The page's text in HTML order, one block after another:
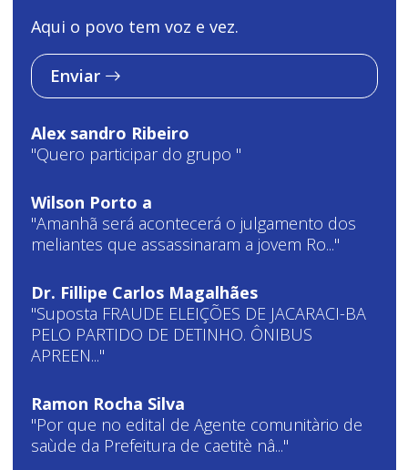
Aqui o povo tem voz e vez.
Enviar
Alex sandro Ribeiro
"Quero participar do grupo "
Wilson Porto a
"Amanhã será acontecerá o julgamento dos
meliantes que assassinaram a jovem Ro..."
Dr. Fillipe Carlos Magalhães
"Suposta FRAUDE ELEIÇÕES DE JACARACI-BA
PELO PARTIDO DE DETINHO. ÔNIBUS
APREEN..."
Ramon Rocha Silva
"Por que no edital de Agente comunitàrio de
saùde da Prefeitura de caetitè nâ..."